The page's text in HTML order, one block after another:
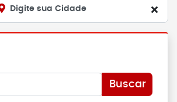
Digite sua Cidade
Buscar